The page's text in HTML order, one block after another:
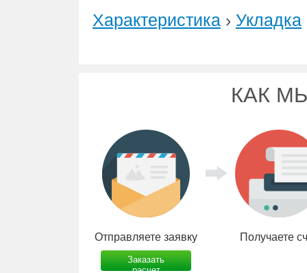
Характеристика › Укладка
КАК
Отправляете заявку
Заказать
расчет
Получаете